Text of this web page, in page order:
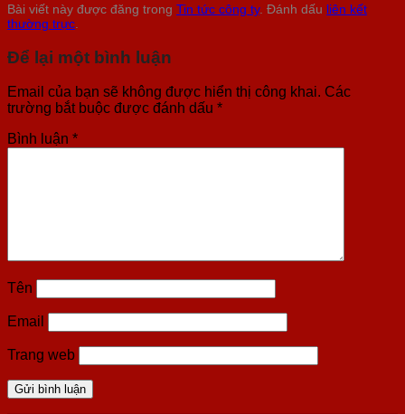
Bài viết này được đăng trong Tin tức công ty. Đánh dấu liên kết
thường trực
Để lại một bình luận
Email của bạn sẽ không được hiển thị công khai. Các
trường bắt buộc được đánh dấu *
Bình luận *
Tên
Email
Trang web